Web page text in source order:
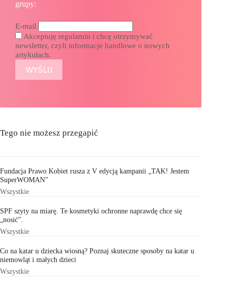
grupy:
E-mail
Akceptuję regulamin i chcę otrzymywać
newsletter, czyli informacje handlowe o nowych
artykułach.
Tego nie możesz przegapić
Fundacja Prawo Kobiet rusza z V edycją kampanii „TAK! Jestem
SuperWOMAN”
Wszystkie
SPF szyty na miarę. Te kosmetyki ochronne naprawdę chce się
„nosić”.
Wszystkie
Co na katar u dziecka wiosną? Poznaj skuteczne sposoby na katar u
niemowląt i małych dzieci
Wszystkie